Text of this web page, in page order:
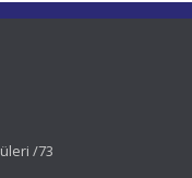
/73